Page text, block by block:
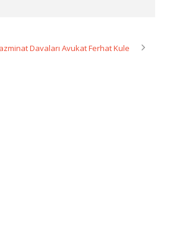
Davaları Avukat Ferhat Kule